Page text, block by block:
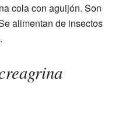
cola con aguijón. Son
alimentan de insectos